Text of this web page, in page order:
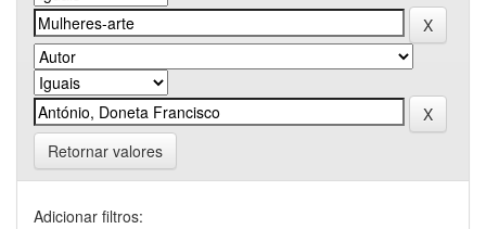
Retornar valores
Adicionar filtros: